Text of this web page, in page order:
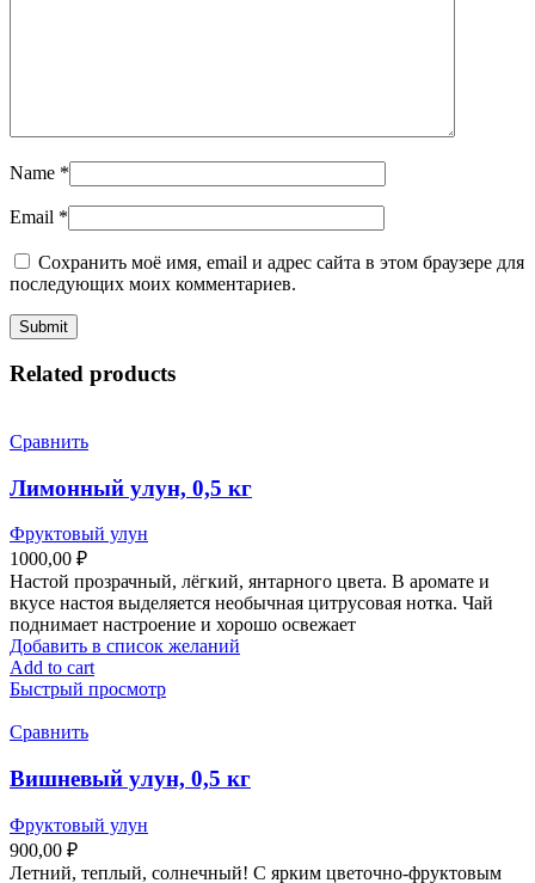
Name *
Email *
Сохранить моё имя, email и адрес сайта в этом браузере для
последующих моих комментариев.
Related products
Сравнить
Лимонный улун, 0,5 кг
Фруктовый улун
1000,00 ₽
Настой прозрачный, лёгкий, янтарного цвета. В аромате и
вкусе настоя выделяется необычная цитрусовая нотка. Чай
поднимает настроение и хорошо освежает
Добавить в список желаний
Add to cart
Быстрый просмотр
Сравнить
Вишневый улун, 0,5 кг
Фруктовый улун
900,00 ₽
Летний, теплый, солнечный! С ярким цветочно-фруктовым